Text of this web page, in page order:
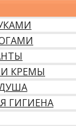
КРЕМЫ
ГИГИЕНА